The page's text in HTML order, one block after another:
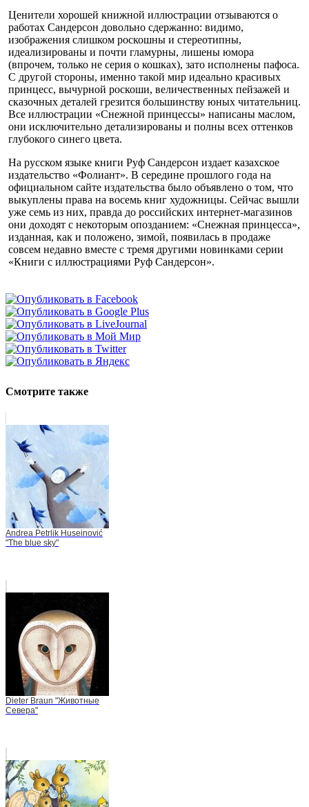
Ценители хорошей книжной иллюстрации отзываются о
работах Сандерсон довольно сдержанно: видимо,
изображения слишком роскошны и стереотипны,
идеализированы и почти гламурны, лишены юмора
(впрочем, только не серия о кошках), зато исполнены пафоса.
С другой стороны, именно такой мир идеально красивых
принцесс, вычурной роскоши, величественных пейзажей и
сказочных деталей грезится большинству юных читательниц.
Все иллюстрации «Снежной принцессы» написаны маслом,
они исключительно детализированы и полны всех оттенков
глубокого синего цвета.
На русском языке книги Руф Сандерсон издает казахское
издательство «Фолиант». В середине прошлого года на
официальном сайте издательства было объявлено о том, что
выкуплены права на восемь книг художницы. Сейчас вышли
уже семь из них, правда до российских интернет-магазинов
они доходят с некоторым опозданием: «Снежная принцесса»,
изданная, как и положено, зимой, появилась в продаже
совсем недавно вместе с тремя другими новинками серии
«Книги с иллюстрациями Руф Сандерсон».
Смотрите также
Andrea Petrlik Huseinović
"The blue sky"
Dieter Braun "Животные
Севера"